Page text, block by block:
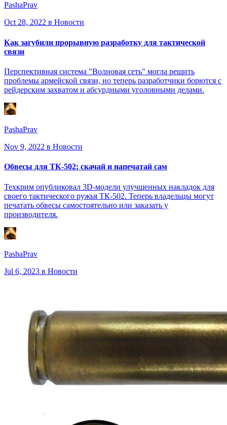
PashaPrav
Oct 28, 2022 в Новости
Как загубили прорывную разработку для тактической
связи
Перспективная система "Волновая сеть" могла решить
проблемы армейской связи, но теперь разработчики борются с
рейдерским захватом и абсурдными уголовными делами.
PashaPrav
Nov 9, 2022 в Новости
Обвесы для ТК-502: скачай и напечатай сам
Техкрим опубликовал 3D-модели улучшенных накладок для
своего тактического ружья ТК-502. Теперь владельцы могут
печатать обвесы самостоятельно или заказать у
производителя.
PashaPrav
Jul 6, 2023 в Новости